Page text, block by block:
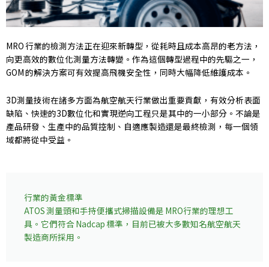
MRO 行業的檢測方法正在迎來新轉型，從耗時且成本高昂的老方法，
向更高效的數位化測量方法轉變。作為這個轉型過程中的先驅之一，
GOM 的解決方案可有效提高飛機安全性，同時大幅降低維護成本。
3D測量技術在諸多方面為航空航天行業做出重要貢獻，有效分析表面
缺陷、快速的3D數位化和實現逆向工程只是其中的一小部分。不論是
產品研發、生產中的品質控制、自適應製造還是最終檢測，每一個領
域都將從中受益。
行業的黃金標準
ATOS 測量頭和手持便攜式掃描設備是 MRO行業的理想工
具。它們符合 Nadcap 標準，目前已被大多數知名航空航天
製造商所採用。